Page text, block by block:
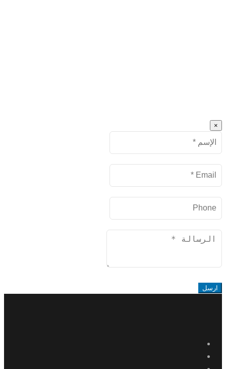
×
Name
البريد
Message
ارسل